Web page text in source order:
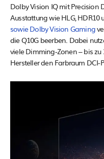
Dolby Vision IQ mit Precision
Ausstattung wie HLG, HDR10
sowie Dolby Vision Gaming
die Q10G beerben. Dabei
viele Dimming-Zonen – bis zu
Hersteller den Farbraum DCI-